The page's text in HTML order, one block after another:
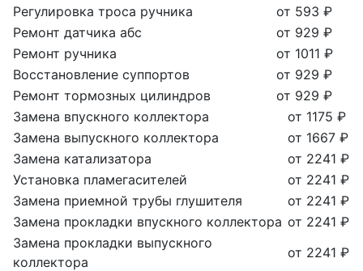
Регулировка троса ручника
от 593 ₽
Ремонт датчика абс
от 929 ₽
Ремонт ручника
от 1011 ₽
Восстановление суппортов
от 929 ₽
Ремонт тормозных цилиндров
от 929 ₽
Замена впускного коллектора
от 1175 ₽
Замена выпускного коллектора
от 1667 ₽
Замена катализатора
от 2241 ₽
Установка пламегасителей
от 2241 ₽
Замена приемной трубы глушителя
от 2241 ₽
Замена прокладки впускного коллектора от 2241 ₽
Замена прокладки выпускного
коллектора
от 2241 ₽